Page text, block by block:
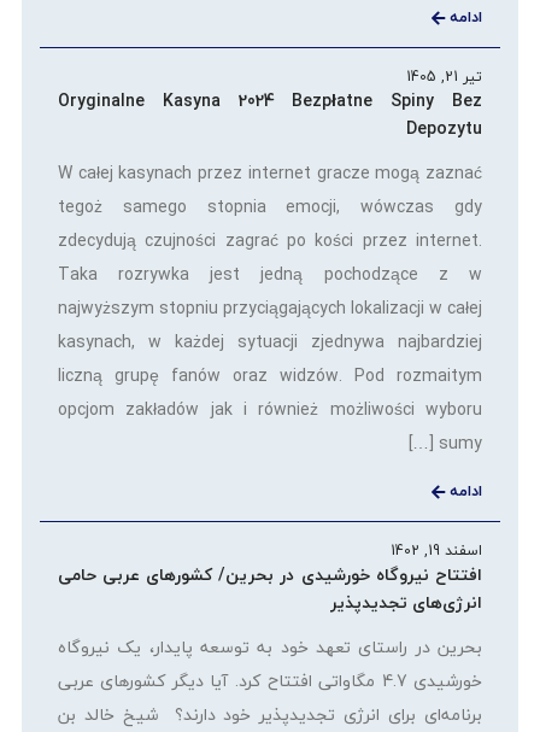
ادامه
تیر 21, 1405
Oryginalne Kasyna 2024 Bezpłatne Spiny Bez
Depozytu
W całej kasynach przez internet gracze mogą zaznać
tegoż samego stopnia emocji, wówczas gdy
zdecydują czujności zagrać po kości przez internet.
Taka rozrywka jest jedną pochodzące z w
najwyższym stopniu przyciągających lokalizacji w całej
kasynach, w każdej sytuacji zjednywa najbardziej
liczną grupę fanów oraz widzów. Pod rozmaitym
opcjom zakładów jak i również możliwości wyboru
sumy […]
ادامه
اسفند 19, 1402
افتتاح نیروگاه خورشیدی در بحرین/ کشورهای عربی حامی
انرژی‌های تجدیدپذیر
بحرین در راستای تعهد خود به توسعه پایدار، یک نیروگاه
خورشیدی 4.7 مگاواتی افتتاح کرد. آیا دیگر کشورهای عربی
برنامه‌ای برای انرژی تجدیدپذیر خود دارند؟ شیخ خالد بن